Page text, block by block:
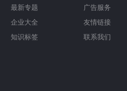
最新专题
企业大全
知识标签
广告服务
友情链接
联系我们